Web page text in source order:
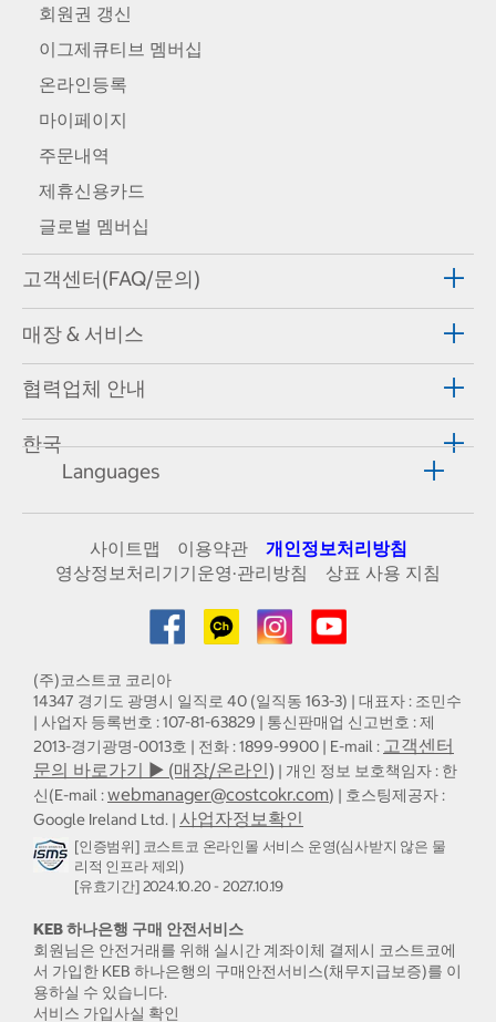
회원권 갱신
이그제큐티브 멤버십
온라인등록
마이페이지
주문내역
제휴신용카드
글로벌 멤버십
고객센터(FAQ/문의)
매장 & 서비스
협력업체 안내
한국
Languages
사이트맵 이용약관
개인정보처리방침
영상정보처리기기운영·관리방침
상표 사용 지침
(주)코스트코 코리아
14347 경기도 광명시 일직로 40 (일직동 163-3) | 대표자 : 조민수
| 사업자 등록번호 : 107-81-63829 | 통신판매업 신고번호 : 제
2013-경기광명-0013호 | 전화 : 1899-9900 | E-mail : 고객센터
문의 바로가기 ▶ (매장/온라인) | 개인 정보 보호책임자 : 한
신(E-mail :webmanager@costcokr.com) | 호스팅제공자 :
Google Ireland Ltd. | 사업자정보확인
[인증범위] 코스트코 온라인몰 서비스 운영(심사받지 않은 물
리적 인프라 제외)
[유효기간] 2024.10.20 - 2027.10.19
KEB 하나은행 구매 안전서비스
회원님은 안전거래를 위해 실시간 계좌이체 결제시 코스트코에
서 가입한 KEB 하나은행의 구매안전서비스(채무지급보증)를 이
용하실 수 있습니다.
서비스 가입사실 확인